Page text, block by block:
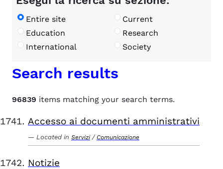
Entire site
Current
Education
Research
International
Society
Search results
96839 items matching your search terms.
Accesso ai documenti amministrativi
Located in Servizi / Comunicazione
Notizie